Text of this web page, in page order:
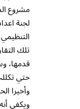
مشروع
لجنة
تلك
قدمها،
حتي
وأخيرا
ويكفي